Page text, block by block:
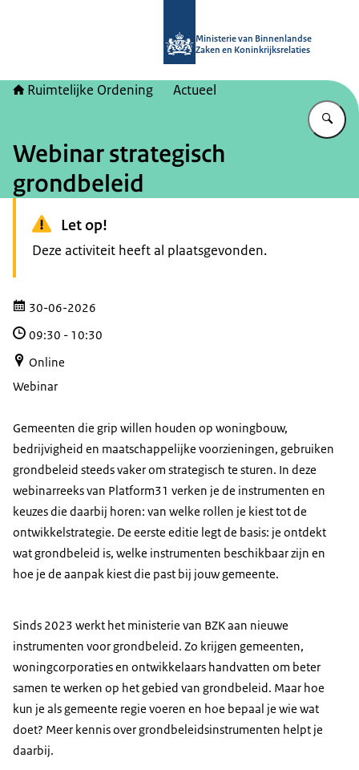
Ministerie van Binnenlandse
Zaken en Koninkrijksrelaties
Ruimtelijke Ordening Actueel
Webinar strategisch
grondbeleid
Let op!
Deze activiteit heeft al plaatsgevonden.
30-06-2026
09:30 - 10:30
Online
Webinar
Gemeenten die grip willen houden op woningbouw,
bedrijvigheid en maatschappelijke voorzieningen, gebruiken
grondbeleid steeds vaker om strategisch te sturen. In deze
webinarreeks van Platform31 verken je de instrumenten en
keuzes die daarbij horen: van welke rollen je kiest tot de
ontwikkelstrategie. De eerste editie legt de basis: je ontdekt
wat grondbeleid is, welke instrumenten beschikbaar zijn en
hoe je de aanpak kiest die past bij jouw gemeente.
Sinds 2023 werkt het ministerie van BZK aan nieuwe
instrumenten voor grondbeleid. Zo krijgen gemeenten,
woningcorporaties en ontwikkelaars handvatten om beter
samen te werken op het gebied van grondbeleid. Maar hoe
kun je als gemeente regie voeren en hoe bepaal je wie wat
doet? Meer kennis over grondbeleidsinstrumenten helpt je
daarbij.